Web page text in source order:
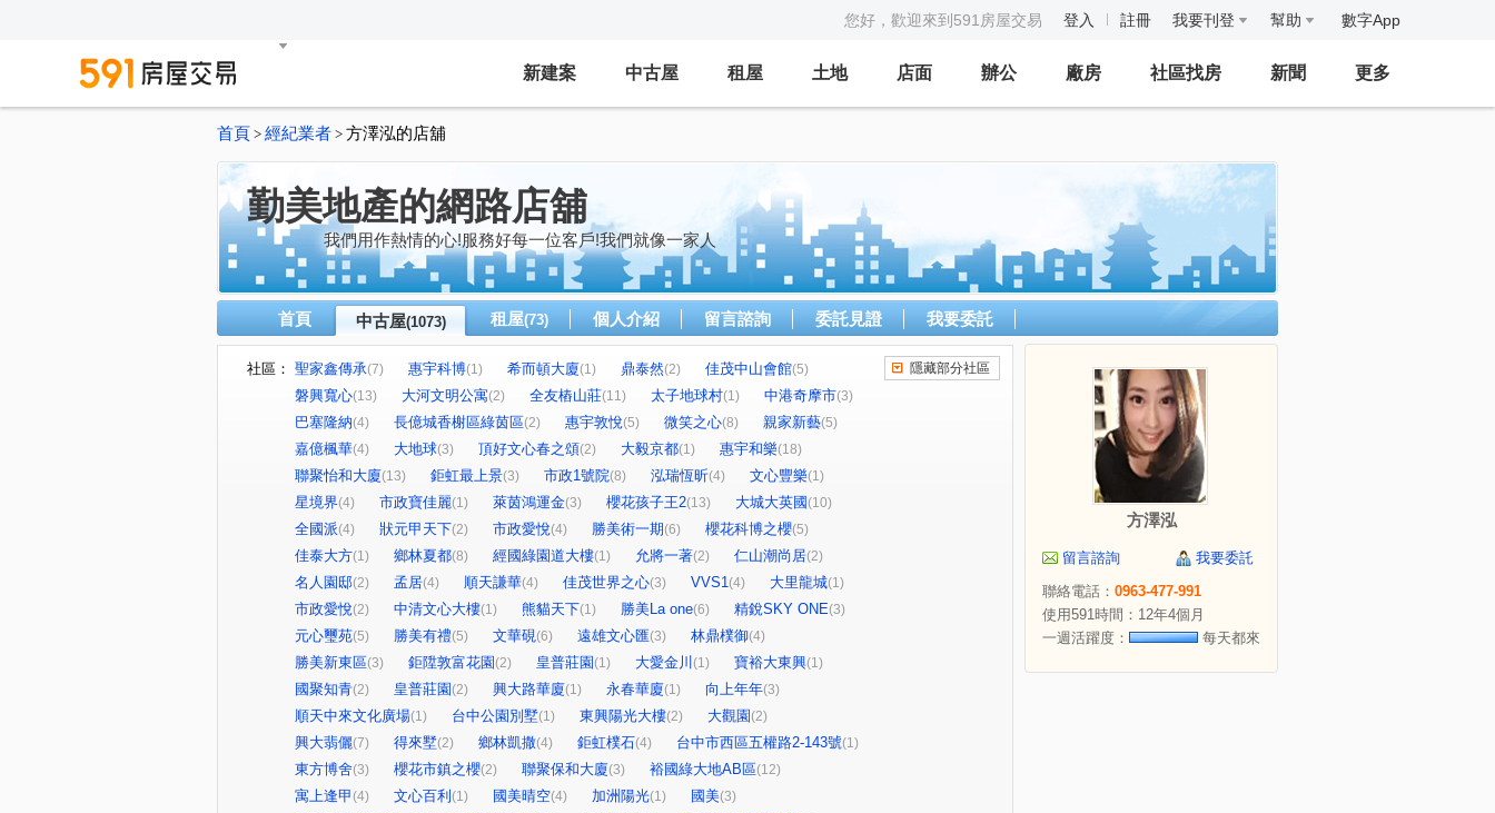
您好，歡迎來到591房屋交易 登入 註冊 我要刊登 幫助 數字App
新建案 中古屋 租屋 土地 店面 辦公 廠房 社區找房 新聞 更多
首頁 > 經紀業者 > 方澤泓的店舖
勤美地產的網路店舖
我們用作熱情的心!服務好每一位客戶!我們就像一家人
首頁 中古屋(1073) 租屋(73) 個人介紹 留言諮詢 委託見證 我要委託
社區： 聖家鑫傳承(7) 惠宇科博(1) 希而頓大廈(1) 鼎泰然(2) 佳茂中山會館(5)
磐興寬心(13) 大河文明公寓(2) 全友樁山莊(11) 太子地球村(1) 中港奇摩市(3)
巴塞隆納(4) 長億城香榭區綠茵區(2) 惠宇敦悅(5) 微笑之心(8) 親家新藝(5)
嘉億楓華(4) 大地球(3) 頂好文心春之頌(2) 大毅京都(1) 惠宇和樂(18)
聯聚怡和大廈(13) 鉅虹最上景(3) 市政1號院(8) 泓瑞恆昕(4) 文心豐樂(1)
星境界(4) 市政寶佳麗(1) 萊茵鴻運金(3) 櫻花孩子王2(13) 大城大英國 (10)
全國派(4) 狀元甲天下(2) 市政愛悅(4) 勝美術一期(6) 櫻花科博之櫻(5)
佳泰大方(1) 鄉林夏都(8) 經國綠園道大樓(1) 允將一著(2) 仁山潮尚居(2)
名人園邸(2) 孟居(4) 順天謙華(4) 佳茂世界之心(3) VVS1(4) 大里龍城(1)
市政愛悅(2) 中清文心大樓(1) 熊貓天下(1) 勝美La one(6) 精銳SKY ONE(3)
元心璽苑(5) 勝美有禮(5) 文華硯(6) 遠雄文心匯(3) 林鼎樸御(4)
勝美新東區(3) 鉅陞敦富花園 (2) 皇普莊園 (1) 大愛金川 (1) 寶裕大東興(1)
國聚知青(2) 皇普莊園 (2) 興大路華廈(1) 永春華廈(1) 向上年年(3)
順天中來文化廣場(1) 台中公園別墅(1) 東興陽光大樓(2) 大觀園 (2)
興大翡儷(7) 得來墅(2) 鄉林凱撒(4) 鉅虹樸石(4) 台中市西區五權路2-143號(1)
東方博舍(3) 櫻花市鎮之櫻(2) 聯聚保和大廈(3) 裕國綠大地AB區(12)
寓上逢甲 (4) 文心百利 (1) 國美晴空(4) 加洲陽光(1) 國美(3)
隱藏部分社區
方澤泓
留言諮詢
我要委託
聯絡電話： 0963-477-991
使用591時間：12年4個月
一週活躍度：
每天都來